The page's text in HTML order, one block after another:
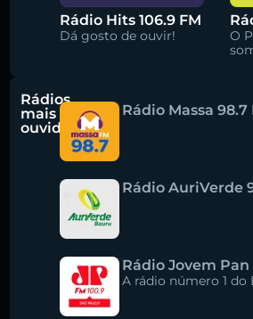
Rádio Hits 106.9 FM
Dá gosto de ouvir!
O
Rádios
mais
ouvidas
Rádio Massa 98.7
Rádio AuriVerde
Rádio Jovem Pan
A rádio número 1 do